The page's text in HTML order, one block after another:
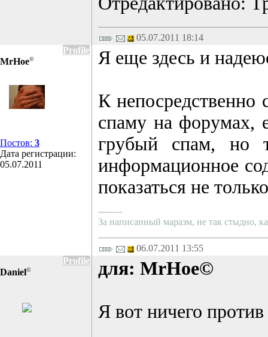
05.07.2011 18:14
Profile
MrHoe©
Постов: 3
Дата регистрации:
05.07.2011
Я еще здесь и
К непосредственно
спаму на форумах,
грубый спам, но
информационное
показаться не
--------
За написанный маразм, не так стыдно,
06.07.2011 13:55
Profile
Daniel© для: MrHoe©
Я вот ничего